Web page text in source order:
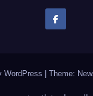
WordPress | Theme: